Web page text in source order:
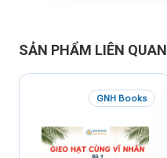
SẢN PHẨM LIÊN QUAN
GNH Books